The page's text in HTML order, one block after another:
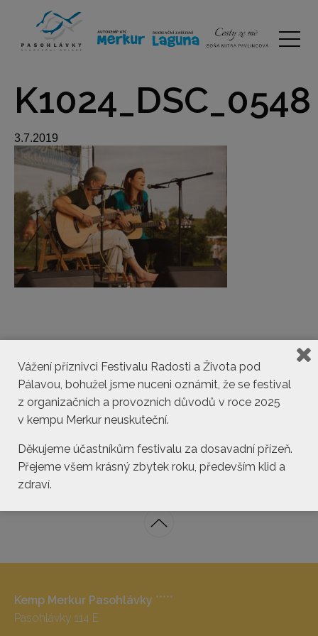
K1024_DSC_0548
3.7.2019
kemp@pasohlavky.cz
Kemp Merkur Pasohlávky *****
Pasohlávky 114 E
Vážení příznivci Festivalu Radosti a Života pod
Pálavou, bohužel jsme nuceni oznámit, že se festival
z organizačních a provozních důvodů v roce 2025
v kempu Merkur neuskuteční.
Děkujeme účastníkům festivalu za dosavadní přízeň.
Přejeme všem krásný zbytek roku, především klid a
zdraví.